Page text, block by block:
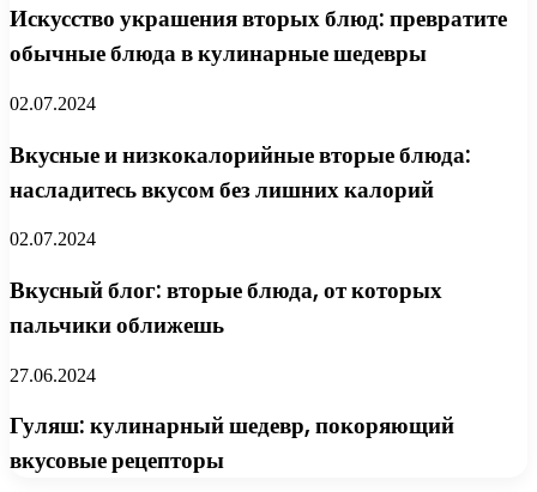
Искусство украшения вторых блюд: превратите
обычные блюда в кулинарные шедевры
02.07.2024
Вкусные и низкокалорийные вторые блюда:
насладитесь вкусом без лишних калорий
02.07.2024
Вкусный блог: вторые блюда, от которых
пальчики оближешь
27.06.2024
Гуляш: кулинарный шедевр, покоряющий
вкусовые рецепторы